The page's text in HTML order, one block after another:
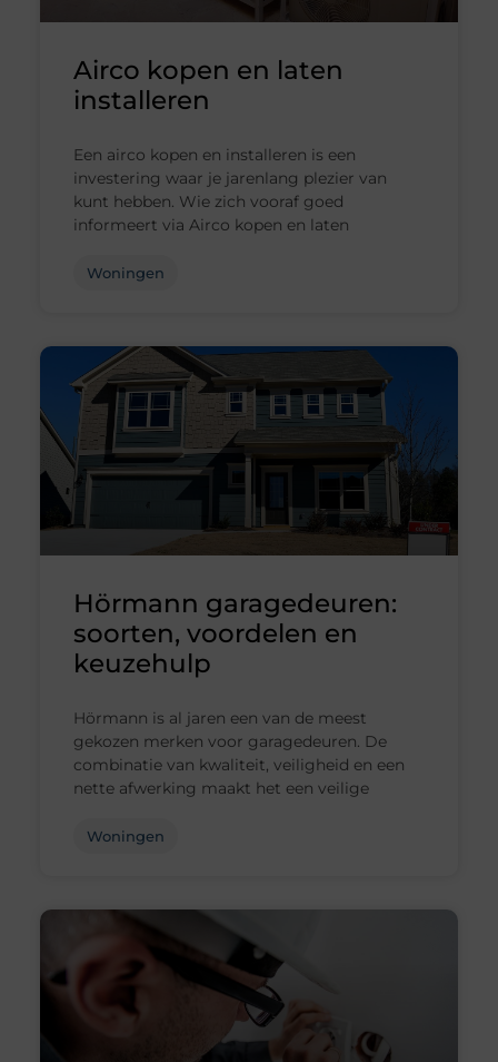
Airco kopen en laten
installeren
Een airco kopen en installeren is een
investering waar je jarenlang plezier van
kunt hebben. Wie zich vooraf goed
informeert via Airco kopen en laten
Woningen
Hörmann garagedeuren:
soorten, voordelen en
keuzehulp
Hörmann is al jaren een van de meest
gekozen merken voor garagedeuren. De
combinatie van kwaliteit, veiligheid en een
nette afwerking maakt het een veilige
Woningen